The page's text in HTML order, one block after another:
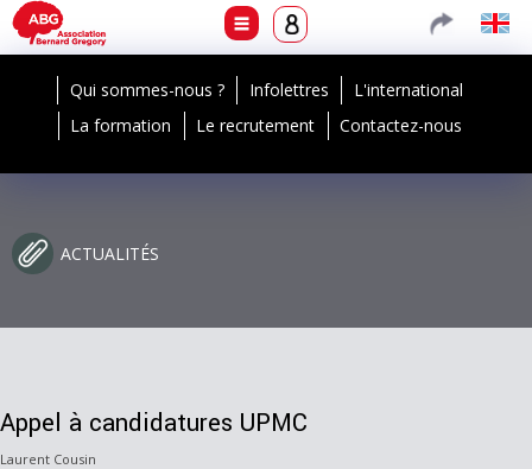
Qui sommes-nous ? Infolettres
L'international
La formation
Le recrutement Contactez-nous
ACTUALITÉS
Appel à candidatures UPMC
Laurent Cousin